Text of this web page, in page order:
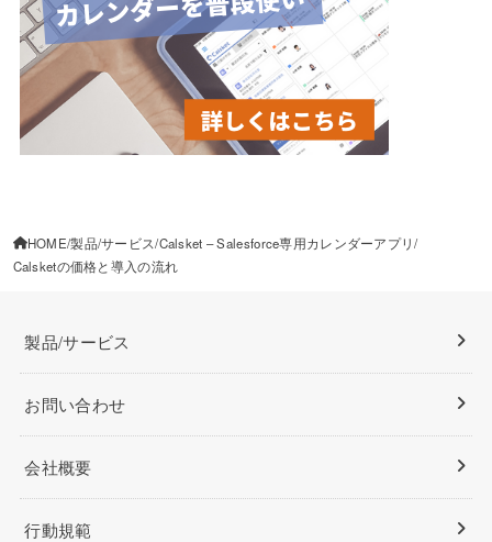
HOME 製品/サービス Calsket – Salesforce専用カレンダーアプリ
Calsketの価格と導入の流れ
製品/サービス
お問い合わせ
会社概要
行動規範